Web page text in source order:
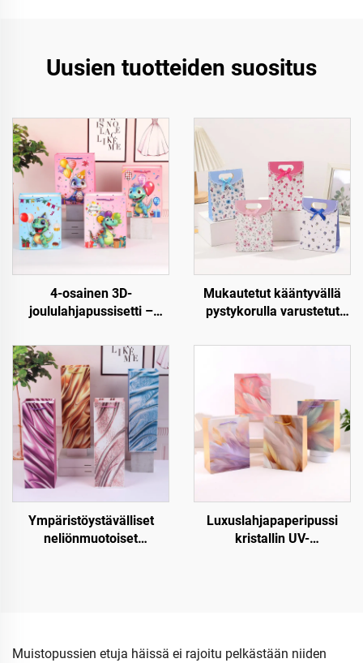
Uusien tuotteiden suositus
4-osainen 3D-
joululahjapussisetti –
vähittäiskauppaan ja
lahjoitukseen
Mukautetut kääntyvällä
pystykorulla varustetut
Luxus, uudellen
mukautettavat
Ympäristöystävälliset
neliönmuotoiset
Luxuslahjapaperipussi
kristallin UV-
Muistopussien etuja häissä ei rajoitu pelkästään niiden